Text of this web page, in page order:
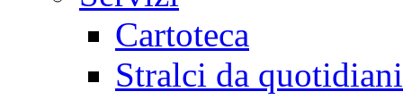
Cartoteca
Stralci da